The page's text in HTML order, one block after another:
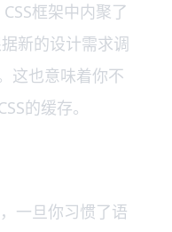
框架中内聚了
新的设计需求调
这也意味着你不
的缓存。
一旦你习惯了语